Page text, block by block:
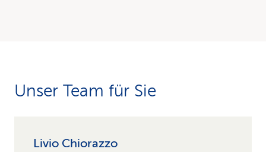
Unser Team für Sie
Livio Chiorazzo